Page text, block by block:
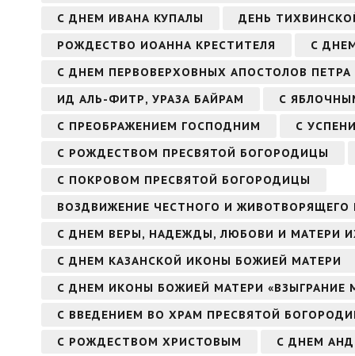
С ДНЕМ ИВАНА КУПАЛЫ
ДЕНЬ
РОЖДЕСТВО ИОАННА КРЕСТИТЕЛЯ
С
С ДНЕМ ПЕРВОВЕРХОВНЫХ АПОСТОЛОВ ПЕТРА
ИД АЛЬ-ФИТР, УРАЗА БАЙРАМ
С
С ПРЕОБРАЖЕНИЕМ ГОСПОДНИМ
С
С РОЖДЕСТВОМ ПРЕСВЯТОЙ БОГОРОДИЦЫ
С ПОКРОВОМ ПРЕСВЯТОЙ БОГОРОДИЦЫ
ВОЗДВИЖЕНИЕ ЧЕСТНОГО И ЖИВОТВОРЯЩЕГО
С ДНЕМ ВЕРЫ, НАДЕЖДЫ, ЛЮБОВИ И МАТЕРИ
С ДНЕМ КАЗАНСКОЙ ИКОНЫ БОЖИЕЙ МАТЕРИ
С ДНЕМ ИКОНЫ БОЖИЕЙ МАТЕРИ «ВЗЫГРАНИЕ
С ВВЕДЕНИЕМ ВО ХРАМ ПРЕСВЯТОЙ
С РОЖДЕСТВОМ ХРИСТОВЫМ
С ДНЕМ